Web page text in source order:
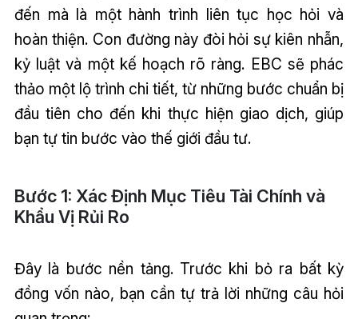
đến mà là một hành trình liên tục học hỏi và
hoàn thiện. Con đường này đòi hỏi sự kiên nhẫn,
kỷ luật và một kế hoạch rõ ràng. EBC sẽ phác
thảo một lộ trình chi tiết, từ những bước chuẩn bị
đầu tiên cho đến khi thực hiện giao dịch, giúp
bạn tự tin bước vào thế giới đầu tư.
Bước 1: Xác Định Mục Tiêu Tài Chính và
Khẩu Vị Rủi Ro
Đây là bước nền tảng. Trước khi bỏ ra bất kỳ
đồng vốn nào, bạn cần tự trả lời những câu hỏi